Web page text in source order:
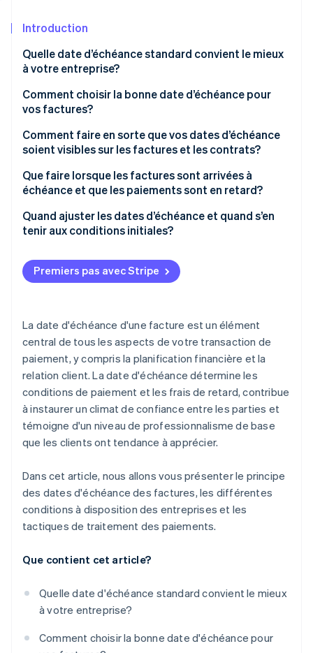
Constitution d'une entreprise
Climate
Élimination du carbone
Vérification de l'identité
Stripe Sessions 2026
Découvrez comment Stripe construit l’infrastructure
Regarder
Écosystème
Partenaires
Stripe App Marketplace
Introduction
Quelle date d’échéance standard convient le mieux
à votre entreprise?
Comment choisir la bonne date d’échéance pour
vos factures?
Comment faire en sorte que vos dates d’échéance
soient visibles sur les factures et les contrats?
Que faire lorsque les factures sont arrivées à
échéance et que les paiements sont en retard?
Quand ajuster les dates d’échéance et quand s’en
tenir aux conditions initiales?
Premiers pas avec Stripe
La date d'échéance d'une facture est un élément
central de tous les aspects de votre transaction de
paiement, y compris la planification financière et la
relation client. La date d'échéance détermine les
conditions de paiement et les frais de retard, contribue
à instaurer un climat de confiance entre les parties et
témoigne d'un niveau de professionnalisme de base
que les clients ont tendance à apprécier.
Dans cet article, nous allons vous présenter le principe
des dates d'échéance des factures, les différentes
conditions à disposition des entreprises et les
tactiques de traitement des paiements.
Que contient cet article?
Quelle date d'échéance standard convient le mieux
à votre entreprise?
Comment choisir la bonne date d'échéance pour